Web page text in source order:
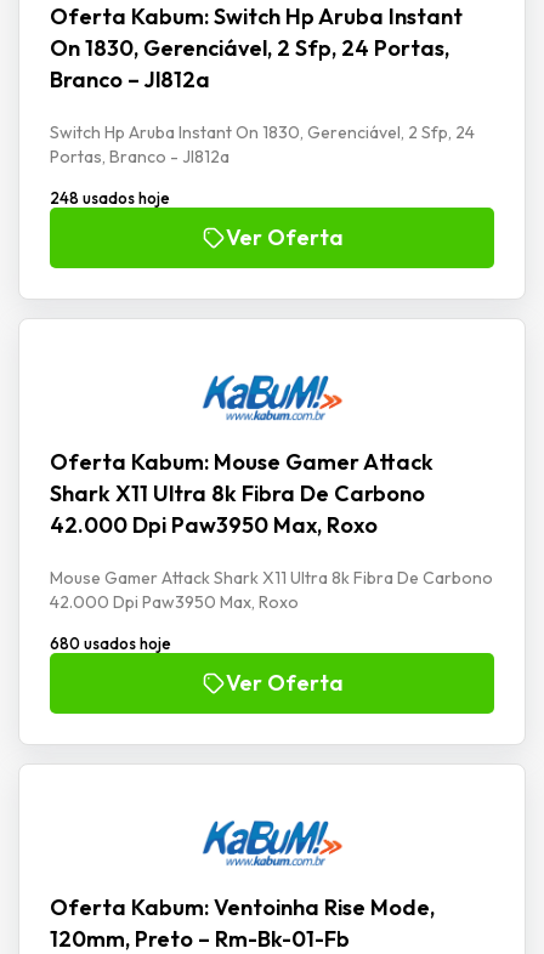
Oferta Kabum: Switch Hp Aruba Instant
On 1830, Gerenciável, 2 Sfp, 24 Portas,
Branco – Jl812a
Switch Hp Aruba Instant On 1830, Gerenciável, 2 Sfp, 24
Portas, Branco - Jl812a
248 usados hoje
Ver Oferta
Oferta Kabum: Mouse Gamer Attack
Shark X11 Ultra 8k Fibra De Carbono
42.000 Dpi Paw3950 Max, Roxo
Mouse Gamer Attack Shark X11 Ultra 8k Fibra De Carbono
42.000 Dpi Paw3950 Max, Roxo
680 usados hoje
Ver Oferta
Oferta Kabum: Ventoinha Rise Mode,
120mm, Preto – Rm-Bk-01-Fb